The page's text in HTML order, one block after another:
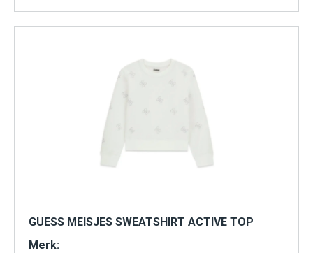
GUESS MEISJES SWEATSHIRT ACTIVE TOP
Merk: